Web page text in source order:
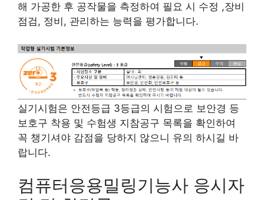
해 가공한 후 공작물을 측정하여 필요 시 수정 ,장비
점검, 정비, 관리하는 능력을 평가합니다.
실기시험은 안전등급 3등급의 시험으로 보안경 등
보호구 착용 및 수험생 지참공구 목록을 확인하여
꼭 챙기셔야 감점을 당하지 않으니 유의 하시길 바
랍니다.
컴퓨터응용밀링기능사 응시자